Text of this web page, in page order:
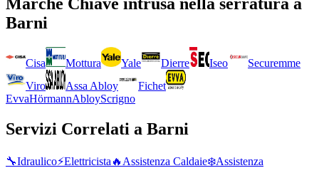
Barni
Cisa Mottura Yale Dierre Iseo
Securemme
Viro
Assa Abloy
Fichet
EvvaHörmannAbloyScrigno
Servizi Correlati a Barni
🔧Idraulico⚡Elettricista 🔥 Assistenza Caldaie❄️Assistenza